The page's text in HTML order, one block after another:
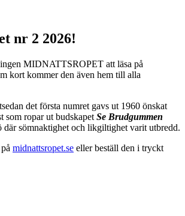
nr 2 2026!
MIDNATTSROPET att läsa på
kort kommer den även hem till alla
det första numret gavs ut 1960 önskat
som ropar ut budskapet Se Brudgummen
där sömnaktighet och likgiltighet varit utbredd.
midnattsropet.se eller beställ den i tryckt